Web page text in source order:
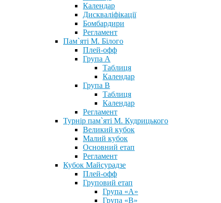
Календар
Дискваліфікації
Бомбардири
Регламент
Пам`яті М. Білого
Плей-офф
Група А
Таблиця
Календар
Група В
Таблиця
Календар
Регламент
Турнір пам`яті М. Кудрицького
Великий кубок
Малий кубок
Основний етап
Регламент
Кубок Майсурадзе
Плей-офф
Груповий етап
Група «А»
Група «B»